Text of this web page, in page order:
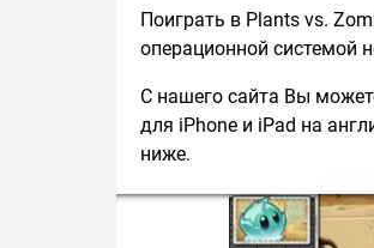
Поиграть в Plants vs.
операционной системой
С нашего сайта Вы
для iPhone и iPad на
ниже.